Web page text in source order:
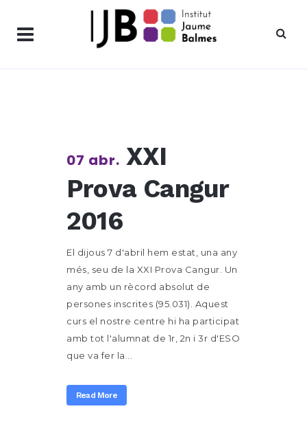
07 abr. XXI
Prova Cangur
2016
El dijous 7 d'abril hem estat, una any
més, seu de la XXI Prova Cangur. Un
any amb un rècord absolut de
persones inscrites (95.031). Aquest
curs el nostre centre hi ha participat
amb tot l'alumnat de 1r, 2n i 3r d'ESO
que va fer la...
Read More